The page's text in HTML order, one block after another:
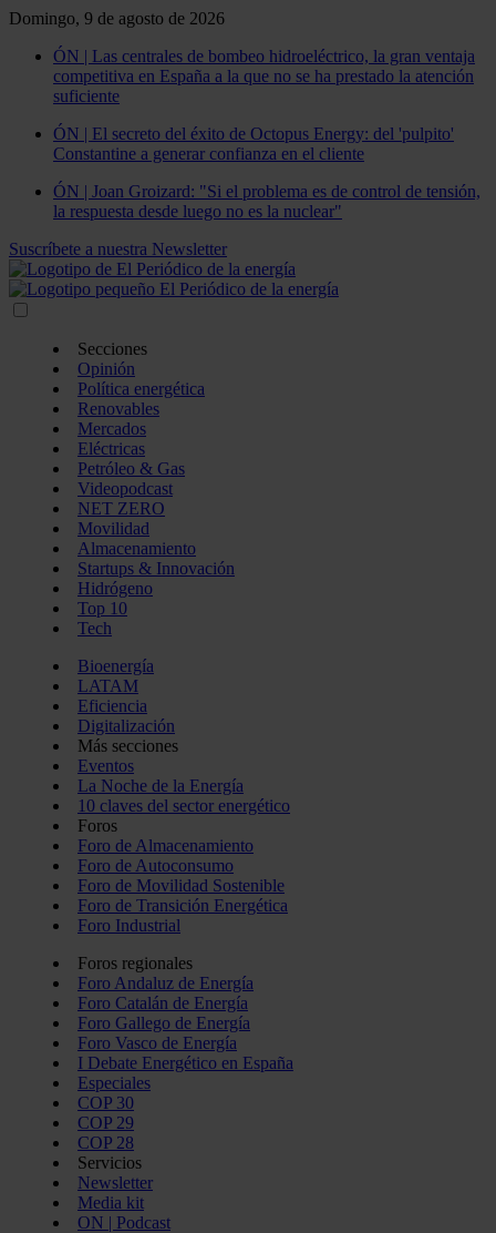
Domingo, 9 de agosto de 2026
ÓN | Las centrales de bombeo hidroeléctrico, la gran ventaja
competitiva en España a la que no se ha prestado la atención
suficiente
ÓN | El secreto del éxito de Octopus Energy: del 'pulpito'
Constantine a generar confianza en el cliente
ÓN | Joan Groizard: "Si el problema es de control de tensión,
la respuesta desde luego no es la nuclear"
Suscríbete a nuestra Newsletter
Secciones
Opinión
Política energética
Renovables
Mercados
Eléctricas
Petróleo & Gas
Videopodcast
NET ZERO
Movilidad
Almacenamiento
Startups & Innovación
Hidrógeno
Top 10
Tech
Bioenergía
LATAM
Eficiencia
Digitalización
Más secciones
Eventos
La Noche de la Energía
10 claves del sector energético
Foros
Foro de Almacenamiento
Foro de Autoconsumo
Foro de Movilidad Sostenible
Foro de Transición Energética
Foro Industrial
Foros regionales
Foro Andaluz de Energía
Foro Catalán de Energía
Foro Gallego de Energía
Foro Vasco de Energía
I Debate Energético en España
Especiales
COP 30
COP 29
COP 28
Servicios
Newsletter
Media kit
ON | Podcast